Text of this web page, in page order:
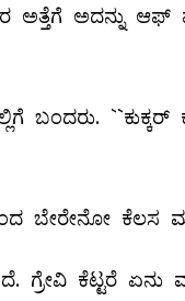
ಅತ್ತೆಗೆ ಅದನ್ನು
ಬಂದರು.
ಬೇರೇನೋ ಕೆಲಸ
ಗ್ರೇವಿ ಕೆಟ್ಟರೆ